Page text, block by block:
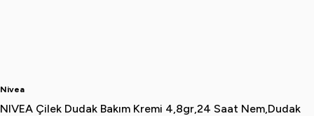
Nivea
NIVEA Çilek Dudak Bakım Kremi 4,8gr,24 Saat Nem,Dudak